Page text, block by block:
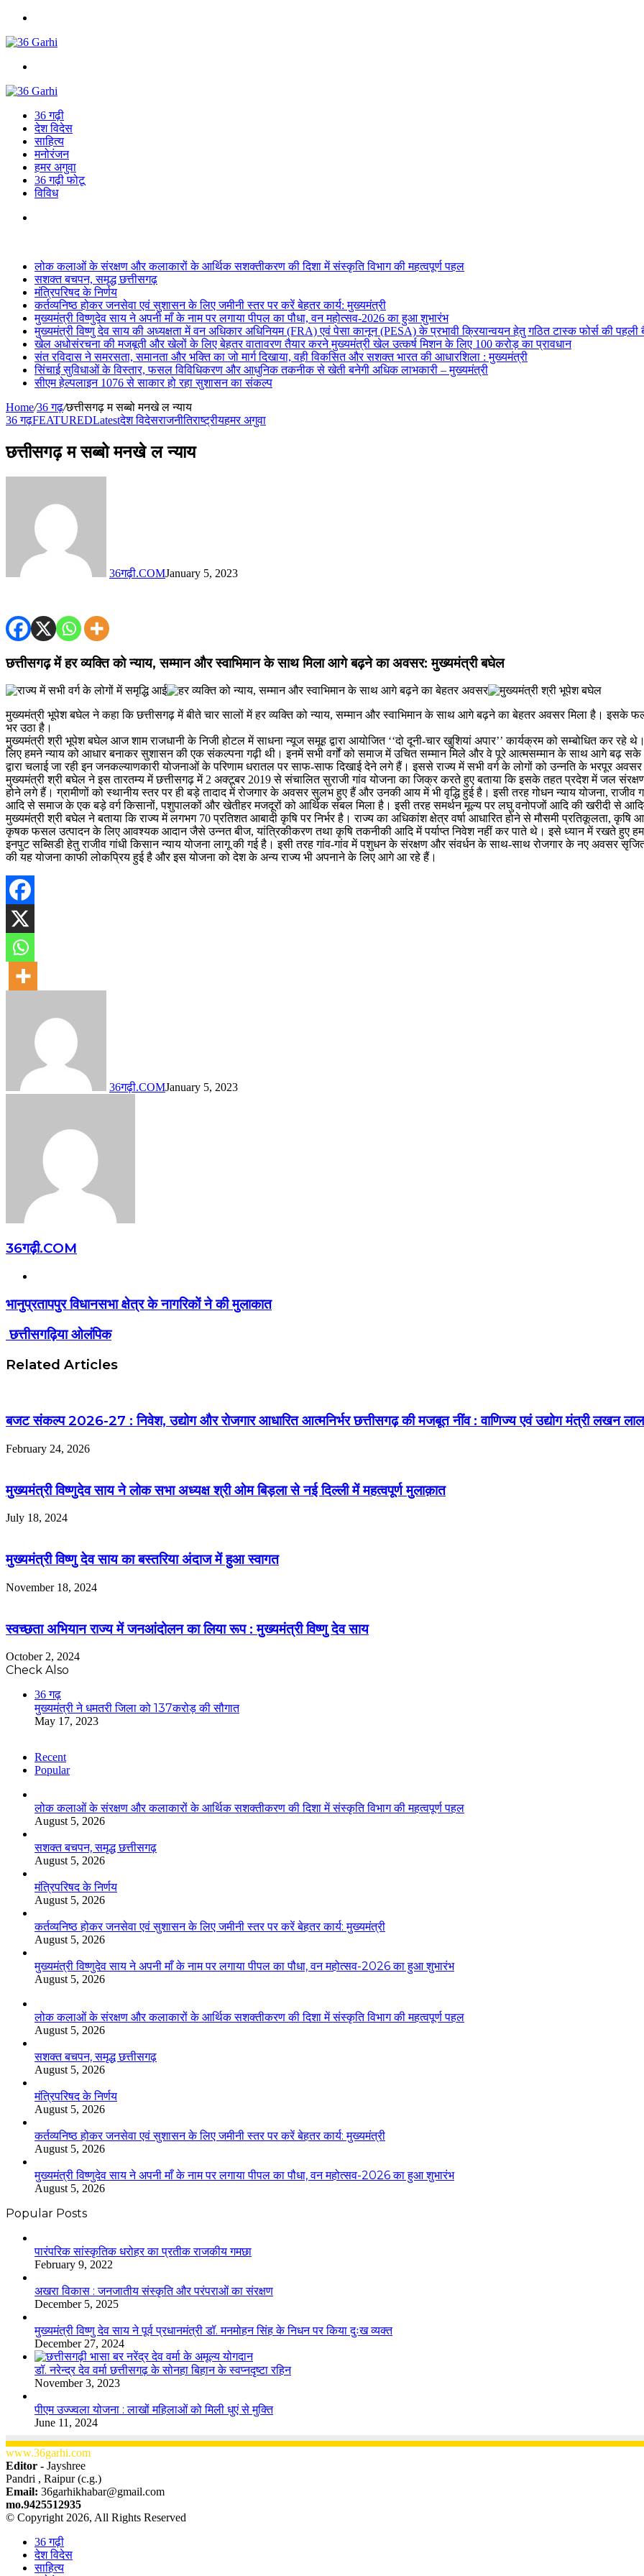
36 गढ़ी
देश विदेस
साहित्य
मनोरंजन
हमर अगुवा
36 गढ़ी फोटू
विविध
लोक कलाओं के संरक्षण और कलाकारों के आर्थिक सशक्तीकरण की दिशा में संस्कृति विभाग की महत्वपूर्ण पहल
सशक्त बचपन, समृद्ध छत्तीसगढ़
मंत्रिपरिषद के निर्णय
कर्तव्यनिष्ठ होकर जनसेवा एवं सुशासन के लिए जमीनी स्तर पर करें बेहतर कार्य: मुख्यमंत्री
मुख्यमंत्री विष्णुदेव साय ने अपनी माँ के नाम पर लगाया पीपल का पौधा, वन महोत्सव-2026 का हुआ शुभारंभ
मुख्यमंत्री विष्णु देव साय की अध्यक्षता में वन अधिकार अधिनियम (FRA) एवं पेसा कानून (PESA) के प्रभावी क्रियान्वयन हेतु गठित टास्क फोर्स की
खेल अधोसंरचना की मजबूती और खेलों के लिए बेहतर वातावरण तैयार करने मुख्यमंत्री खेल उत्कर्ष मिशन के लिए 100 करोड़ का प्रावधान
संत रविदास ने समरसता, समानता और भक्ति का जो मार्ग दिखाया, वही विकसित और सशक्त भारत की आधारशिला : मुख्यमंत्री
सिंचाई सुविधाओं के विस्तार, फसल विविधिकरण और आधुनिक तकनीक से खेती बनेगी अधिक लाभकारी – मुख्यमंत्री
सीएम हेल्पलाइन 1076 से साकार हो रहा सुशासन का संकल्प
Home/36 गढ़/छत्तीसगढ़ म सब्बो मनखे ल न्याय
36 गढ़FEATUREDLatestदेश विदेसराजनीतिराष्ट्रीयहमर अगुवा
छत्तीसगढ़ म सब्बो मनखे ल न्याय
36गढ़ी.COMJanuary 5, 2023
छत्तीसगढ़ में हर व्यक्ति को न्याय, सम्मान और स्वाभिमान के साथ मिला आगे बढ़ने का अवसर: मुख्यमंत्री बघेल
मुख्यमंत्री भूपेश बघेल ने कहा कि छत्तीसगढ़ में बीते चार सालों में हर व्यक्ति को न्याय, सम्मान और स्वाभिमान के साथ आगे बढ़ने का बेहतर अवसर मिला है। इसके
भर उठा है।
मुख्यमंत्री श्री भूपेश बघेल आज शाम राजधानी के निजी होटल में साधना न्यूज समूह द्वारा आयोजित ‘‘दो दूनी-चार खुशियां अपार’’ कार्यक्रम को सम्बोधित कर रहे
लिए हमने न्याय को आधार बनाकर सुशासन की एक संकल्पना गढ़ी थी। इनमें सभी वर्गों को समाज में उचित सम्मान मिले और वे पूरे आत्मसम्मान के साथ आगे बढ़ सके।
द्वारा चलाई जा रही इन जनकल्याणकारी योजनाओं के परिणाम धरातल पर साफ-साफ दिखाई देने लगे हैं। इससे राज्य में सभी वर्ग के लोगों को उन्नति के भरपूर
मुख्यमंत्री श्री बघेल ने इस तारतम्य में छत्तीसगढ़ में 2 अक्टूबर 2019 से संचालित सुराजी गांव योजना का जिक्र करते हुए बताया कि इसके तहत प्रदेश में जल
होने लगे हैं। ग्रामीणों को स्थानीय स्तर पर ही बड़े तादाद में रोजगार के अवसर सुलभ हुए हैं और उनकी आय में भी वृद्धि हुई है। इसी तरह गोधन न्याय योजना, राजीव
आदि से समाज के एक बड़े वर्ग किसानों, पशुपालकों और खेतीहर मजदूरों को आर्थिक संबल मिला है। इसी तरह समर्थन मूल्य पर लघु वनोपजों आदि की खरीदी से
मुख्यमंत्री श्री बघेल ने बताया कि राज्य में लगभग 70 प्रतिशत आबादी कृषि पर निर्भर है। राज्य का अधिकांश क्षेत्र वर्षा आधारित होने से मौसमी प्रतिकूलता,
कृषक फसल उत्पादन के लिए आवश्यक आदान जैसे उन्नत बीज, यांत्रिकीकरण तथा कृषि तकनीकी आदि में पर्याप्त निवेश नहीं कर पाते थे। इसे ध्यान में रखते हुए हमारी
इनपुट सब्सिडी हेतु राजीव गांधी किसान न्याय योजना लागू की गई है। इसी तरह गांव-गांव में पशुधन के संरक्षण और संवर्धन के साथ-साथ रोजगार के नए अवसर
की यह योजना काफी लोकप्रिय हुई है और इस योजना को देश के अन्य राज्य भी अपनाने के लिए आगे आ रहे हैं।
36गढ़ी.COMJanuary 5, 2023
36गढ़ी.COM
भानुप्रतापपुर विधानसभा क्षेत्र के नागरिकों ने की मुलाकात
छत्तीसगढ़िया ओलंपिक
Related Articles
बजट संकल्प 2026-27 : निवेश, उद्योग और रोजगार आधारित आत्मनिर्भर छत्तीसगढ़ की मजबूत नींव : वाणिज्य एवं उद्योग मंत्री लखन
February 24, 2026
मुख्यमंत्री विष्णुदेव साय ने लोक सभा अध्यक्ष श्री ओम बिड़ला से नई दिल्ली में महत्वपूर्ण मुलाक़ात
July 18, 2024
मुख्यमंत्री विष्णु देव साय का बस्तरिया अंदाज में हुआ स्वागत
November 18, 2024
स्वच्छता अभियान राज्य में जनआंदोलन का लिया रूप : मुख्यमंत्री विष्णु देव साय
October 2, 2024
Check Also
36 गढ़
मुख्यमंत्री ने धमतरी जिला को 137करोड़ की सौगात
May 17, 2023
Recent
Popular
लोक कलाओं के संरक्षण और कलाकारों के आर्थिक सशक्तीकरण की दिशा में संस्कृति विभाग की महत्वपूर्ण पहल
August 5, 2026
सशक्त बचपन, समृद्ध छत्तीसगढ़
August 5, 2026
मंत्रिपरिषद के निर्णय
August 5, 2026
कर्तव्यनिष्ठ होकर जनसेवा एवं सुशासन के लिए जमीनी स्तर पर करें बेहतर कार्य: मुख्यमंत्री
August 5, 2026
मुख्यमंत्री विष्णुदेव साय ने अपनी माँ के नाम पर लगाया पीपल का पौधा, वन महोत्सव-2026 का हुआ शुभारंभ
August 5, 2026
लोक कलाओं के संरक्षण और कलाकारों के आर्थिक सशक्तीकरण की दिशा में संस्कृति विभाग की महत्वपूर्ण पहल
August 5, 2026
सशक्त बचपन, समृद्ध छत्तीसगढ़
August 5, 2026
मंत्रिपरिषद के निर्णय
August 5, 2026
कर्तव्यनिष्ठ होकर जनसेवा एवं सुशासन के लिए जमीनी स्तर पर करें बेहतर कार्य: मुख्यमंत्री
August 5, 2026
मुख्यमंत्री विष्णुदेव साय ने अपनी माँ के नाम पर लगाया पीपल का पौधा, वन महोत्सव-2026 का हुआ शुभारंभ
August 5, 2026
Popular Posts
​​​​​​​पारंपरिक सांस्कृतिक धरोहर का प्रतीक राजकीय गमछा
February 9, 2022
अखरा विकास : जनजातीय संस्कृति और परंपराओं का संरक्षण
December 5, 2025
मुख्यमंत्री विष्णु देव साय ने पूर्व प्रधानमंत्री डॉ. मनमोहन सिंह के निधन पर किया दुःख व्यक्त
December 27, 2024
डॉ. नरेन्द्र देव वर्मा छत्तीसगढ़ के सोनहा बिहान के स्वप्नदृष्टा रहिन
November 3, 2023
पीएम उज्ज्वला योजना : लाखों महिलाओं को मिली धुएं से मुक्ति
June 11, 2024
www.36garhi.com
Editor - Jayshree
Pandri , Raipur (c.g.)
Email: 36garhikhabar@gmail.com
mo.9425512935
© Copyright 2026, All Rights Reserved
36 गढ़ी
देश विदेस
साहित्य